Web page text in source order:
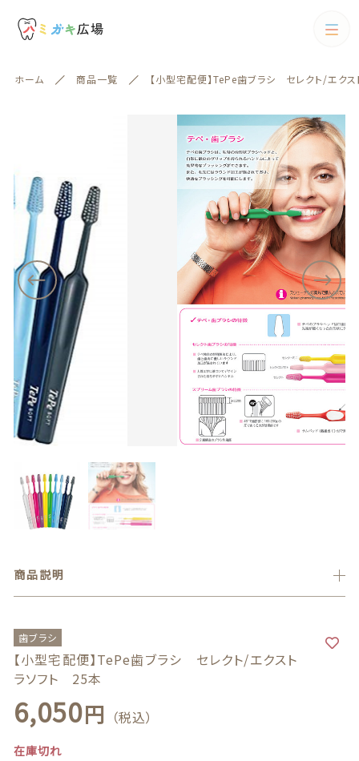
ホーム 商品一覧 【小型宅配便】TePe歯ブラシ セレクト/エク
商品説明
歯ブラシ
【小型宅配便】TePe歯ブラシ セレクト/エクスト
ラソフト 25本
6,050円 （税込）
在庫切れ
カートに商品を追加しました
6,050円（税込）
ショッピングを続ける
カテゴリー
歯ブラシ 歯間ブラシ
フロス 歯磨剤
カテゴリー一覧
おすすめ商品
セール商品
新着商品
商品一覧
すべて
歯ブラシ
歯間ブラシ
電動歯ブラシ
フロス
義歯安定剤
虫歯予防ガム
義歯洗浄剤
お試し製品
絞り込み検索
親カテゴリー
子カテゴリー
価格帯
その他
在庫あり
並び順